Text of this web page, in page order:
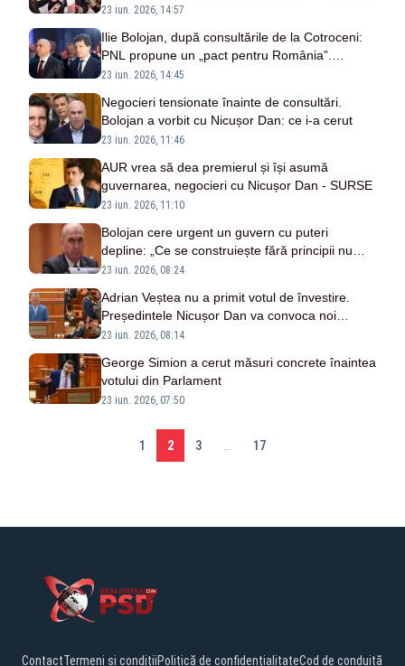
PSD”
23 iun. 2026, 14:57
Ilie Bolojan, după consultările de la Cotroceni:
PNL propune un „pact pentru România”.
Partidul a pus pe masă două variante de
23 iun. 2026, 14:45
Negocieri tensionate înainte de consultări.
Bolojan a vorbit cu Nicușor Dan: ce i-a cerut
23 iun. 2026, 11:46
AUR vrea să dea premierul și își asumă
guvernarea, negocieri cu Nicușor Dan - SURSE
23 iun. 2026, 11:10
Bolojan cere urgent un guvern cu puteri
depline: „Ce se construiește fără principii nu
poate rezista”
23 iun. 2026, 08:24
Adrian Veștea nu a primit votul de învestire.
Președintele Nicușor Dan va convoca noi
consultări
23 iun. 2026, 08:14
George Simion a cerut măsuri concrete înaintea
votului din Parlament
23 iun. 2026, 07:50
1 2 3 17
ContactTermeni și condițiiPolitică de confidențialitateCod de conduită